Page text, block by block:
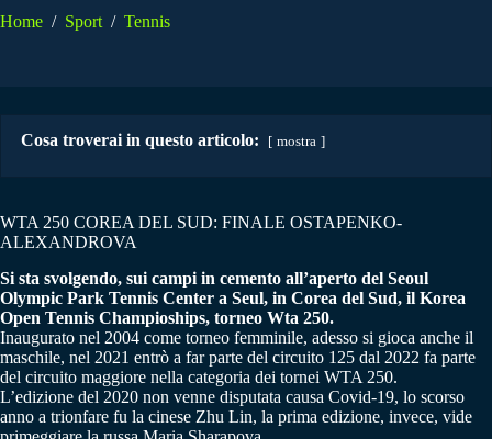
Home / Sport / Tennis
Cosa troverai in questo articolo: mostra
WTA 250 COREA DEL SUD: FINALE OSTAPENKO-
ALEXANDROVA
Si sta svolgendo, sui campi in cemento all’aperto del Seoul
Olympic Park Tennis Center a Seul, in Corea del Sud, il Korea
Open Tennis Champioships, torneo Wta 250.
Inaugurato nel 2004 come torneo femminile, adesso si gioca anche il
maschile, nel 2021 entrò a far parte del circuito 125 dal 2022 fa parte
del circuito maggiore nella categoria dei tornei WTA 250.
L’edizione del 2020 non venne disputata causa Covid-19, lo scorso
anno a trionfare fu la cinese Zhu Lin, la prima edizione, invece, vide